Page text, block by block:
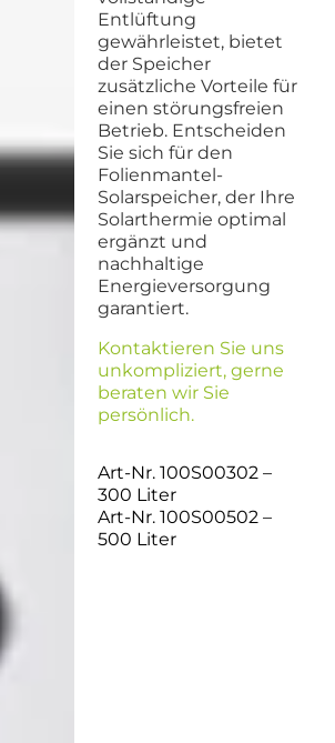
Entlüftung
gewährleistet, bietet
der Speicher
zusätzliche Vorteile für
einen störungsfreien
Betrieb. Entscheiden
Sie sich für den
Folienmantel-
Solarspeicher, der Ihre
Solarthermie optimal
ergänzt und
nachhaltige
Energieversorgung
garantiert.
Kontaktieren Sie uns
unkompliziert, gerne
beraten wir Sie
persönlich.
Art-Nr. 100S00302 –
300 Liter
Art-Nr. 100S00502 –
500 Liter